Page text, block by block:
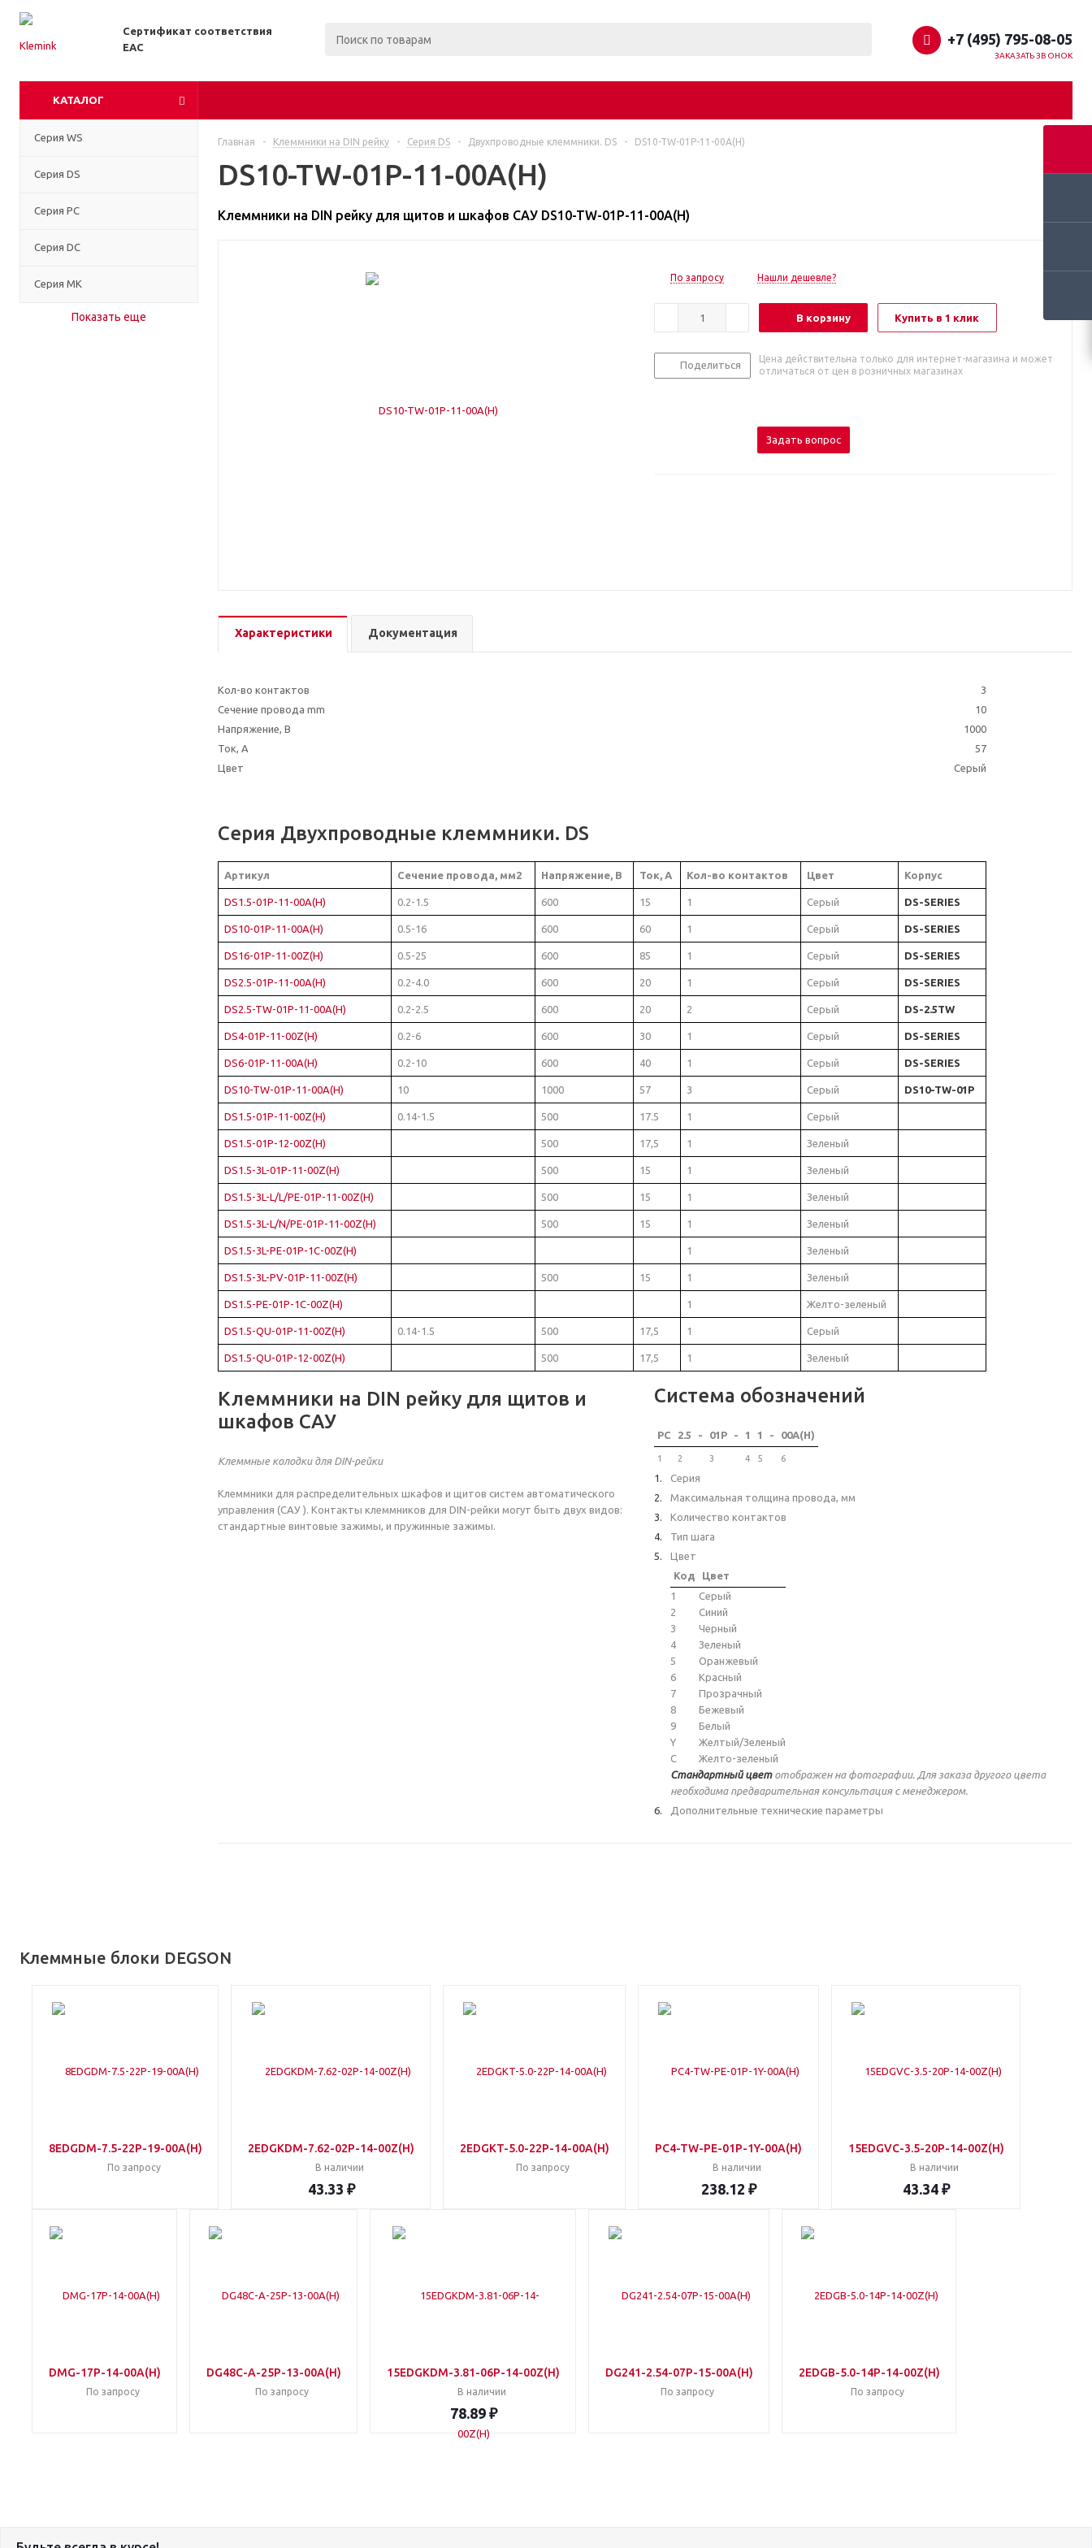
Сертификат соответствия
EAC
+7 (495) 795-08-05
ЗАКАЗАТЬ ЗВОНОК
КАТАЛОГ
Серия WS
Серия DS
Серия PC
Серия DC
Серия MK
Показать еще
Главная - Клеммники на DIN рейку - Серия DS - Двухпроводные клеммники. DS - DS10-TW-01P-11-00A(H)
DS10-TW-01P-11-00A(H)
Клеммники на DIN рейку для щитов и шкафов САУ DS10-TW-01P-11-00A(H)
По запросу Нашли дешевле?
В корзину Купить в 1 клик
Поделиться
Цена действительна только для интернет-магазина и может
отличаться от цен в розничных магазинах
Задать вопрос
Характеристики Документация
Кол-во контактов
3
Сечение провода mm
10
Напряжение, В
1000
Ток, А
57
Цвет
Серый
Серия Двухпроводные клеммники. DS
Артикул Сечение провода, мм2 Напряжение, В Ток, А Кол-во контактов Цвет Корпус
DS1.5-01P-11-00A(H) 0.2-1.5 600 15 1 Серый DS-SERIES
DS10-01P-11-00A(H) 0.5-16 600 60 1 Серый DS-SERIES
DS16-01P-11-00Z(H) 0.5-25 600 85 1 Серый DS-SERIES
DS2.5-01P-11-00A(H) 0.2-4.0 600 20 1 Серый DS-SERIES
DS2.5-TW-01P-11-00A(H) 0.2-2.5 600 20 2 Серый DS-2.5TW
DS4-01P-11-00Z(H) 0.2-6 600 30 1 Серый DS-SERIES
DS6-01P-11-00A(H) 0.2-10 600 40 1 Серый DS-SERIES
DS10-TW-01P-11-00A(H) 10 1000 57 3 Серый DS10-TW-01P
DS1.5-01P-11-00Z(H) 0.14-1.5 500 17.5 1 Серый
DS1.5-01P-12-00Z(H) 500 17,5 1 Зеленый
DS1.5-3L-01P-11-00Z(H) 500 15 1 Зеленый
DS1.5-3L-L/L/PE-01P-11-00Z(H) 500 15 1 Зеленый
DS1.5-3L-L/N/PE-01P-11-00Z(H) 500 15 1 Зеленый
DS1.5-3L-PE-01P-1C-00Z(H) 1 Зеленый
DS1.5-3L-PV-01P-11-00Z(H) 500 15 1 Зеленый
DS1.5-PE-01P-1C-00Z(H) 1 Желто-зеленый
DS1.5-QU-01P-11-00Z(H) 0.14-1.5 500 17,5 1 Серый
DS1.5-QU-01P-12-00Z(H) 500 17,5 1 Зеленый
Клеммники на DIN рейку для щитов и
шкафов САУ
Клеммные колодки для DIN-рейки
Клеммники для распределительных шкафов и щитов систем автоматического
управления (САУ ). Контакты клеммников для DIN-рейки могут быть двух видов:
стандартные винтовые зажимы, и пружинные зажимы.
Система обозначений
PC 2.5 - 01P - 1 1 - 00A(H)
1 2 3 4 5 6
Серия
Максимальная толщина провода, мм
Количество контактов
Тип шага
Цвет
Код
Цвет
1
Серый
2
Синий
3
Черный
4
Зеленый
5
Оранжевый
6
Красный
7
Прозрачный
8
Бежевый
9
Белый
Y
Желтый/Зеленый
C
Желто-зеленый
Стандартный цветотображен на фотографии. Для заказа другого цвета
необходима предварительная консультация с менеджером.
Дополнительные технические параметры
Клеммные блоки DEGSON
8EDGDM-7.5-22P-19-00A(H)
По запросу
2EDGKDM-7.62-02P-14-00Z(H)
В наличии
43.33 ₽
2EDGKT-5.0-22P-14-00A(H)
По запросу
PC4-TW-PE-01P-1Y-00A(H)
В наличии
238.12 ₽
15EDGVC-3.5-20P-14-00Z(H)
В наличии
43.34 ₽
DMG-17P-14-00A(H)
По запросу
DG48C-A-25P-13-00A(H)
По запросу
15EDGKDM-3.81-06P-14-00Z(H)
В наличии
78.89 ₽
DG241-2.54-07P-15-00A(H)
По запросу
2EDGB-5.0-14P-14-00Z(H)
По запросу